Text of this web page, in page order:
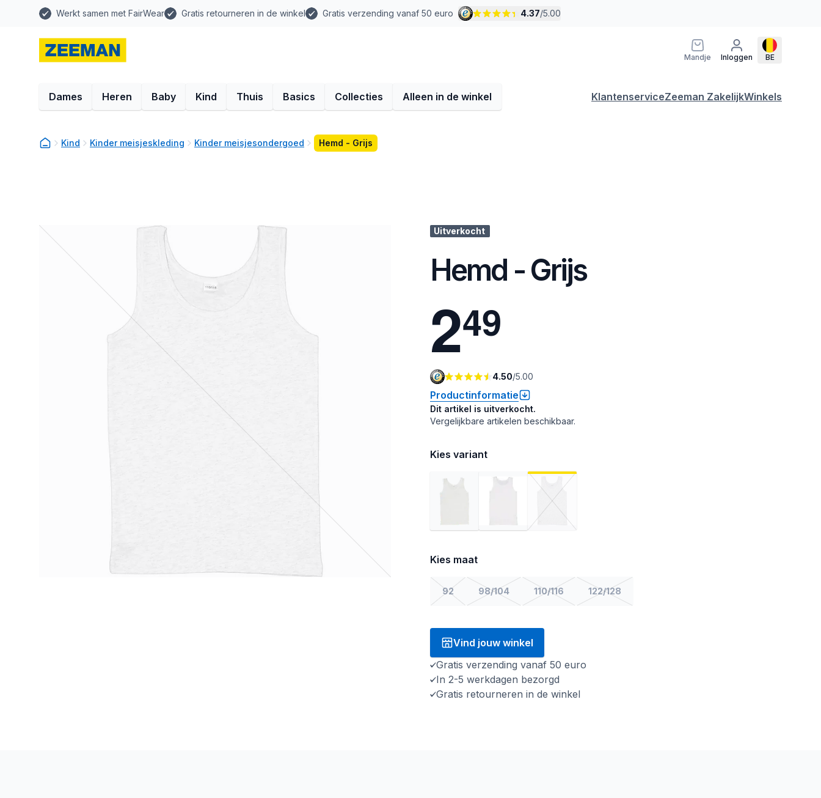
Werkt samen met FairWear Gratis retourneren in de winkel Gratis verzending vanaf 50 euro 4.37/5.00
Mandje Inloggen BE
Dames Heren Baby Kind Thuis Basics Collecties Alleen in de winkel KlantenserviceZeeman ZakelijkWinkels
Kind Kinder meisjeskleding Kinder meisjesondergoed Hemd - Grijs
Uitverkocht
Hemd - Grijs
249
4.50/5.00
Productinformatie
Dit artikel is uitverkocht.
Vergelijkbare artikelen beschikbaar.
Kies variant
Kies maat
92 98/104 110/116 122/128
Vind jouw winkel
Gratis verzending vanaf 50 euro
In 2-5 werkdagen bezorgd
Gratis retourneren in de winkel